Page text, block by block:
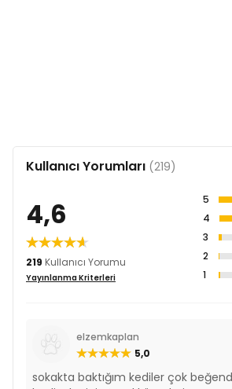
Kullanıcı Yorumları (219)
4,6
219 Kullanıcı Yorumu
Yayınlanma Kriterleri
5
4
3
2
1
elzemkaplan
5,0
sokakta baktığım kediler çok